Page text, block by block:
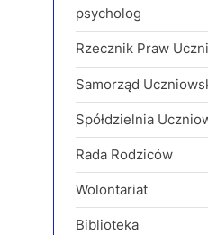
psycholog
Rzecznik Praw
Samorząd
Spółdzielnia
Rada Rodziców
Wolontariat
Biblioteka